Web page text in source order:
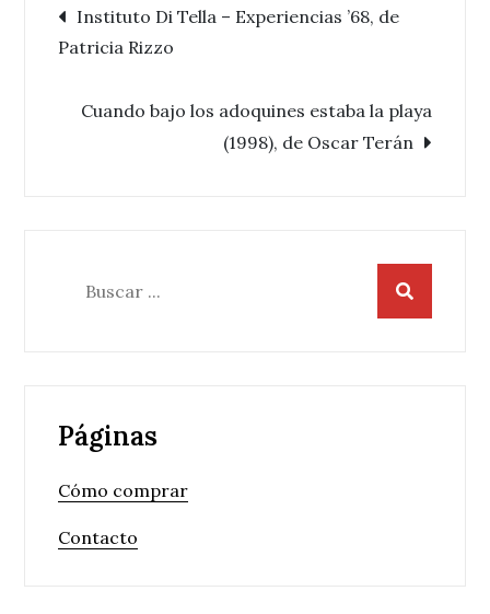
Navegación
de
entradas
Instituto Di Tella – Experiencias ’68, de
Patricia Rizzo
Cuando bajo los adoquines estaba la playa
(1998), de Oscar Terán
Páginas
Cómo comprar
Contacto